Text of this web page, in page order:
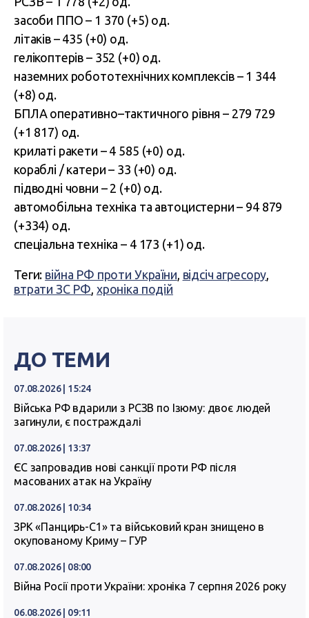
засоби ППО – 1 370 (+5) од.
літаків – 435 (+0) од.
гелікоптерів – 352 (+0) од.
наземних робототехнічних комплексів – 1 344
(+8) од.
БПЛА оперативно–тактичного рівня – 279 729
(+1 817) од.
крилаті ракети – 4 585 (+0) од.
кораблі / катери – 33 (+0) од.
підводні човни – 2 (+0) од.
автомобільна техніка та автоцистерни – 94 879
(+334) од.
спеціальна техніка – 4 173 (+1) од.
Теги: війна РФ проти України, відсіч агресору,
втрати ЗС РФ, хроніка подій
ДО ТЕМИ
07.08.2026 | 15:24
Війська РФ вдарили з РСЗВ по Ізюму: двоє людей
загинули, є постраждалі
07.08.2026 | 13:37
ЄС запровадив нові санкції проти РФ після
масованих атак на Україну
07.08.2026 | 10:34
ЗРК «Панцирь-С1» та військовий кран знищено в
окупованому Криму – ГУР
07.08.2026 | 08:00
Війна Росії проти України: хроніка 7 серпня 2026 року
06.08.2026 | 09:11